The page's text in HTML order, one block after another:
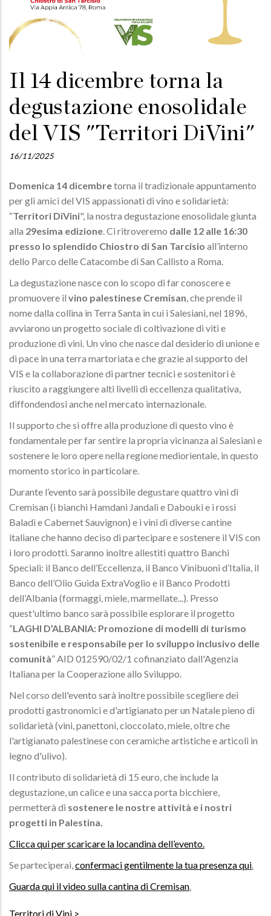
Il 14 dicembre torna la
degustazione enosolidale
del VIS "Territori DiVini"
16/11/2025
Domenica 14 dicembretorna il tradizionale appuntamento
per gli amici del VIS appassionati di vino e solidarietà:
“Territori DiVini", la nostra degustazione enosolidale giunta
alla 29esima edizione. Ci ritroveremo dalle 12 alle 16:30
presso lo splendido Chiostro di San Tarcisio all’interno
dello Parco delle Catacombe di San Callisto a Roma.
La degustazione nasce con lo scopo di far conoscere e
promuovere il vino palestinese Cremisan, che prende il
nome dalla collina in Terra Santa in cui i Salesiani, nel 1896,
avviarono un progetto sociale di coltivazione di viti e
produzione di vini. Un vino che nasce dal desiderio di unione e
di pace in una terra martoriata e che grazie al supporto del
VIS e la collaborazione di partner tecnici e sostenitori è
riuscito a raggiungere alti livelli di eccellenza qualitativa,
diffondendosi anche nel mercato internazionale.
Il supporto che si offre alla produzione di questo vino è
fondamentale per far sentire la propria vicinanza ai Salesiani e
sostenere le loro opere nella regione mediorientale, in questo
momento storico in particolare.
Durante l’evento sarà possibile degustare quattro vini di
Cremisan (i bianchi Hamdani Jandali e Dabouki e i rossi
Baladi e Cabernet Sauvignon) e i vini di diverse cantine
italiane che hanno deciso di partecipare e sostenere il VIS con
i loro prodotti. Saranno inoltre allestiti quattro Banchi
Speciali: il Banco dell’Eccellenza, il Banco Vinibuoni d’Italia, il
Banco dell’Olio Guida ExtraVoglio e il Banco Prodotti
dell’Albania (formaggi, miele, marmellate...). Presso
quest'ultimo banco sarà possibile esplorare il progetto
“LAGHI D’ALBANIA: Promozione di modelli di turismo
sostenibile e responsabile per lo sviluppo inclusivo delle
comunità” AID 012590/02/1 cofinanziato dall'Agenzia
Italiana per la Cooperazione allo Sviluppo.
Nel corso dell'evento sarà inoltre possibile scegliere dei
prodotti gastronomici e d'artigianato per un Natale pieno di
solidarietà (vini, panettoni, cioccolato, miele, oltre che
l'artigianato palestinese con ceramiche artistiche e articoli in
legno d'ulivo).
Il contributo di solidarietà di 15 euro, che include la
degustazione, un calice e una sacca porta bicchiere,
permetterà di sostenere le nostre attività e i nostri
progetti in Palestina.
Clicca qui per scaricare la locandina dell’evento.
Se parteciperai,confermaci gentilmente la tua presenza qui.
Guarda qui il video sulla cantina di Cremisan.
Territori di Vini